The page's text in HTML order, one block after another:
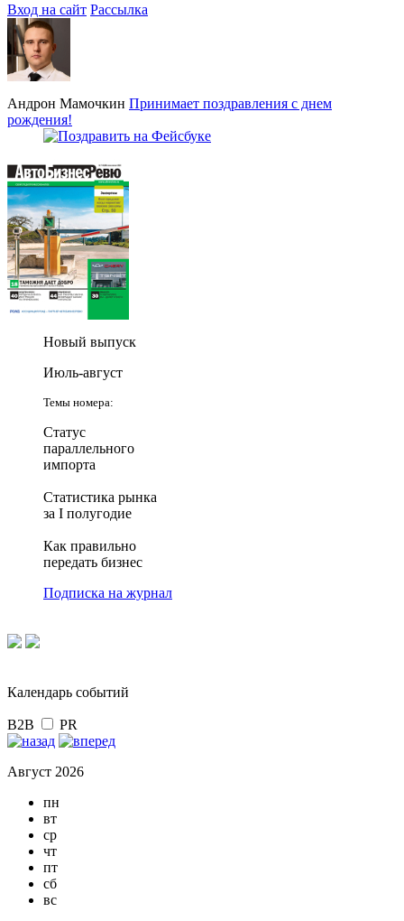
Вход на сайт Рассылка
Андрон Мамочкин Принимает поздравления с днем
рождения!
Новый выпуск
Июль-август
Темы номера:
Статус
параллельного
импорта
Статистика рынка
за I полугодие
Как правильно
передать бизнес
Подписка на журнал
Календарь событий
B2B PR
Август 2026
пн
вт
ср
чт
пт
сб
вс